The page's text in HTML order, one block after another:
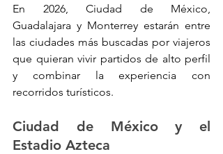
En 2026, Ciudad de México,
Guadalajara y Monterrey estarán entre
las ciudades más buscadas por viajeros
que quieran vivir partidos de alto perfil
y combinar la experiencia con
recorridos turísticos.
Ciudad de México y el
Estadio Azteca